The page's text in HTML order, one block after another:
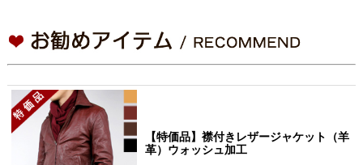
【特価品】襟付きレザージャケット（羊
革）ウォッシュ加工